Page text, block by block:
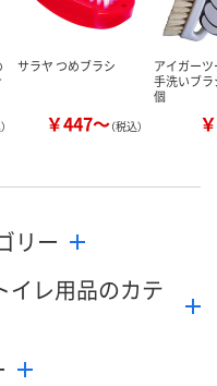
サラヤ つめブラシ
￥447～（税込）
アイガー
手洗いブラ
個
リー
レ用品のカテ